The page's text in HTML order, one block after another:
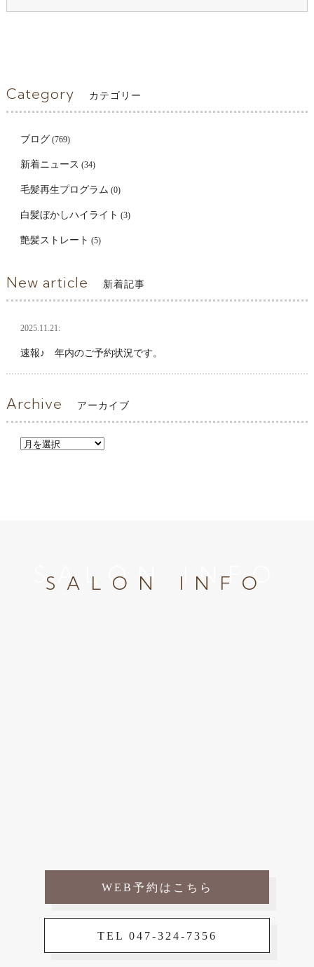
Category カテゴリー
ブログ(769)
新着ニュース (34)
毛髪再生プログラム (0)
白髪ぼかしハイライト (3)
艶髪ストレート (5)
New article 新着記事
2025.11.21:
速報♪ 年内のご予約状況です。
Archive アーカイブ
SALON INFO
SALON INFO
WEB予約はこちら
TEL 047-324-7356